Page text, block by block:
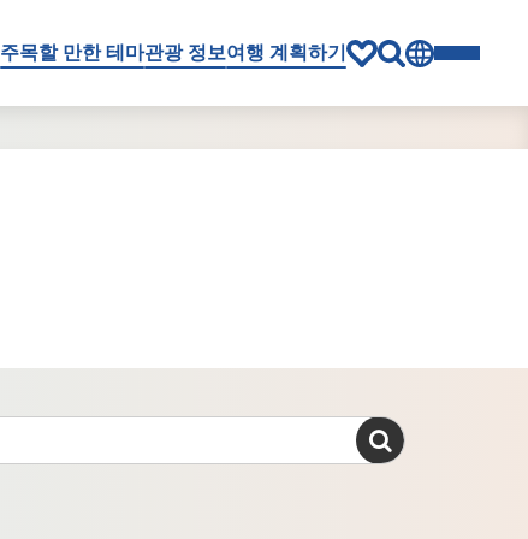
주목할 만한 테마관광 정보여행 계획하기